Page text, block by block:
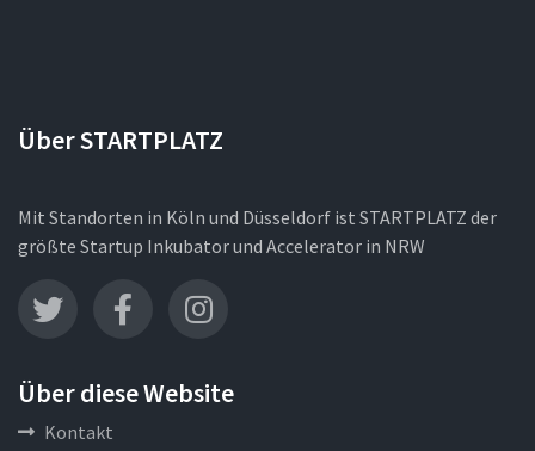
Über STARTPLATZ
Mit Standorten in Köln und Düsseldorf ist STARTPLATZ der
größte Startup Inkubator und Accelerator in NRW
Über diese Website
Kontakt